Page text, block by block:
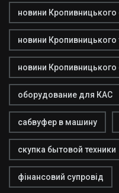
новини Кропивницького
новини Кропивницького
новини
оборудование для КАС
сабвуфер в машину
скупка бытовой техники
фінансовий супровід